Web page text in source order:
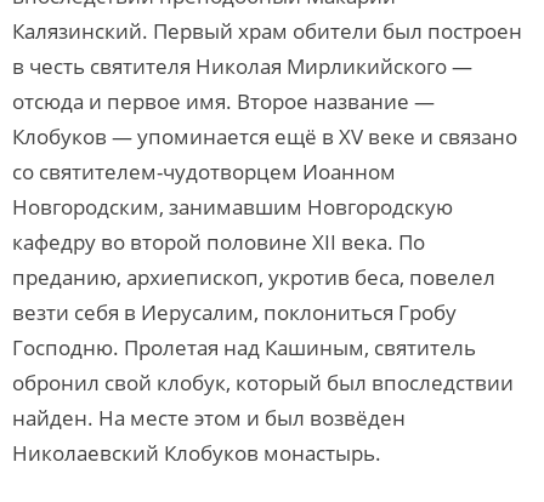
Калязинский. Первый храм обители был построен
в честь святителя Николая Мирликийского —
отсюда и первое имя. Второе название —
Клобуков — упоминается ещё в XV веке и связано
со святителем-чудотворцем Иоанном
Новгородским, занимавшим Новгородскую
кафедру во второй половине XII века. По
преданию, архиепископ, укротив беса, повелел
везти себя в Иерусалим, поклониться Гробу
Господню. Пролетая над Кашиным, святитель
обронил свой клобук, который был впоследствии
найден. На месте этом и был возвёден
Николаевский Клобуков монастырь.